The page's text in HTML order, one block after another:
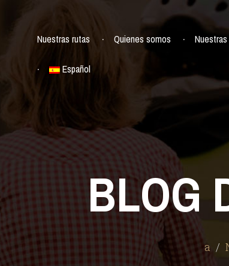
Nuestras rutas Quienes somos
Español
BLOG
a